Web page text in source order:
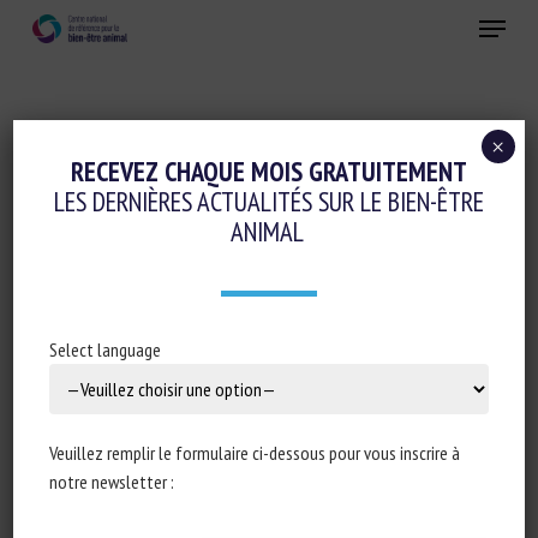
Menu
Conduite d'élevage et relations humain-animal
Initiatives en faveur du bien-être animal
Réglementation
PUBLIC CONSULTATIONS : CALL FOR
EVIDENCE – WELFARE OF TURKEYS ON
FARM
RECEVEZ CHAQUE MOIS GRATUITEMENT
LES DERNIÈRES ACTUALITÉS SUR LE BIEN-ÊTRE
ANIMAL
Select language
Veuillez remplir le formulaire ci-dessous pour vous inscrire à
notre newsletter :
×